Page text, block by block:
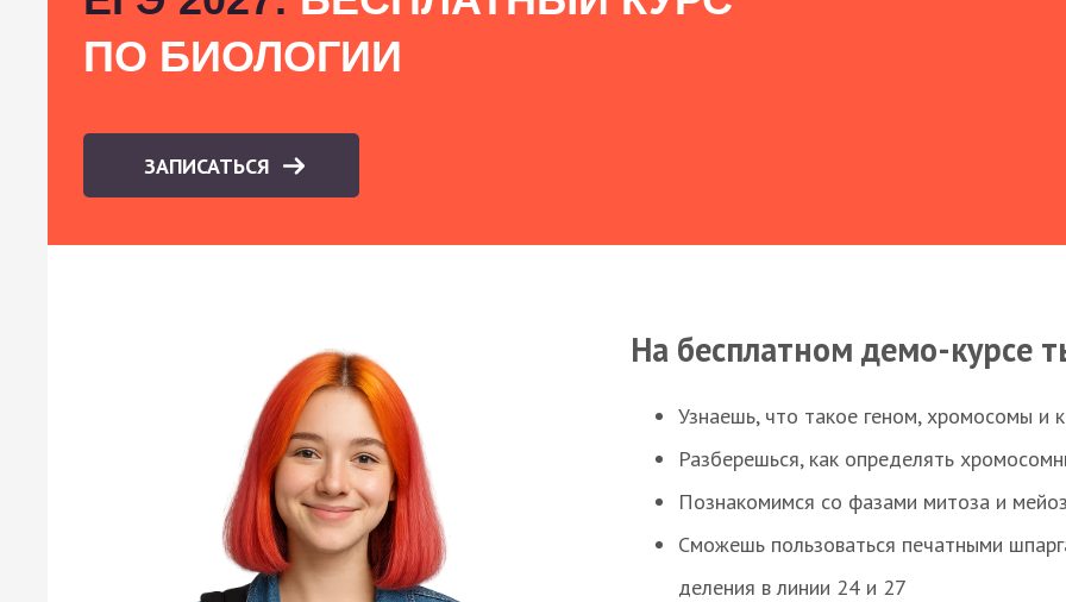
ПО БИОЛОГИИ
ЗАПИСАТЬСЯ
На бесплатном демо-курсе
Узнаешь, что такое геном, хромосомы и
Разберешься, как определять
Познакомимся со фазами митоза и
Сможешь пользоваться печатными
деления в линии 24 и 27